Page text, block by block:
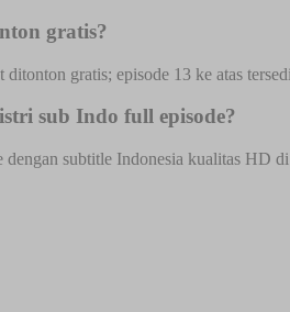
gratis?
gratis; episode 13 ke atas
sub Indo full episode?
subtitle Indonesia kualitas HD